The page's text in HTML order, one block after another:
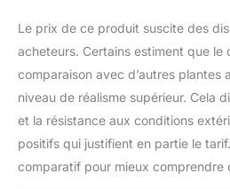
Le prix de ce produit suscite des
acheteurs. Certains estiment que le
comparaison avec d’autres plantes
niveau de réalisme supérieur. Cela
et la résistance aux conditions
positifs qui justifient en partie le
comparatif pour mieux comprendre